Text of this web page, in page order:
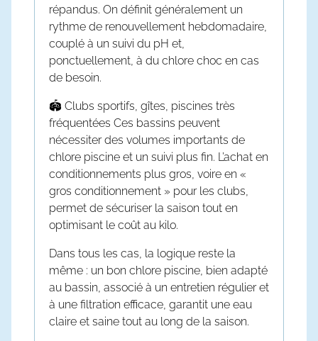
répandus. On définit généralement un
rythme de renouvellement hebdomadaire,
couplé à un suivi du pH et,
ponctuellement, à du chlore choc en cas
de besoin.
🏟️ Clubs sportifs, gîtes, piscines très
fréquentées Ces bassins peuvent
nécessiter des volumes importants de
chlore piscine et un suivi plus fin. L’achat en
conditionnements plus gros, voire en «
gros conditionnement » pour les clubs,
permet de sécuriser la saison tout en
optimisant le coût au kilo.
Dans tous les cas, la logique reste la
même : un bon chlore piscine, bien adapté
au bassin, associé à un entretien régulier et
à une filtration efficace, garantit une eau
claire et saine tout au long de la saison.